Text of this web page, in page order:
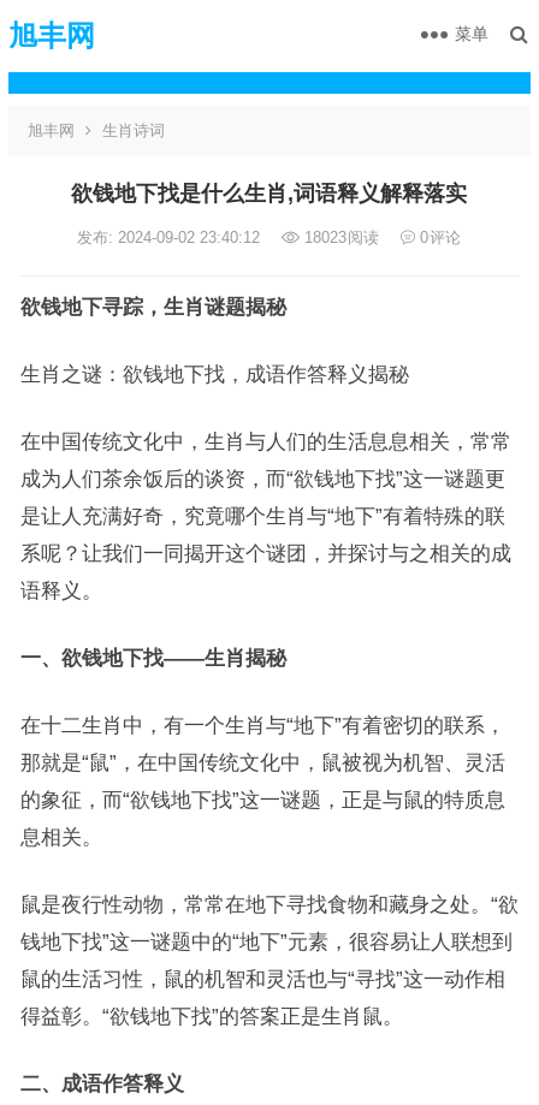
旭丰网 菜单
旭丰网 生肖诗词
欲钱地下找是什么生肖,词语释义解释落实
发布: 2024-09-02 23:40:12 18023阅读 0评论
欲钱地下寻踪，生肖谜题揭秘
生肖之谜：欲钱地下找，成语作答释义揭秘
在中国传统文化中，生肖与人们的生活息息相关，常常
成为人们茶余饭后的谈资，而“欲钱地下找”这一谜题更
是让人充满好奇，究竟哪个生肖与“地下”有着特殊的联
系呢？让我们一同揭开这个谜团，并探讨与之相关的成
语释义。
一、欲钱地下找——生肖揭秘
在十二生肖中，有一个生肖与“地下”有着密切的联系，
那就是“鼠”，在中国传统文化中，鼠被视为机智、灵活
的象征，而“欲钱地下找”这一谜题，正是与鼠的特质息
息相关。
鼠是夜行性动物，常常在地下寻找食物和藏身之处。“欲
钱地下找”这一谜题中的“地下”元素，很容易让人联想到
鼠的生活习性，鼠的机智和灵活也与“寻找”这一动作相
得益彰。“欲钱地下找”的答案正是生肖鼠。
二、成语作答释义